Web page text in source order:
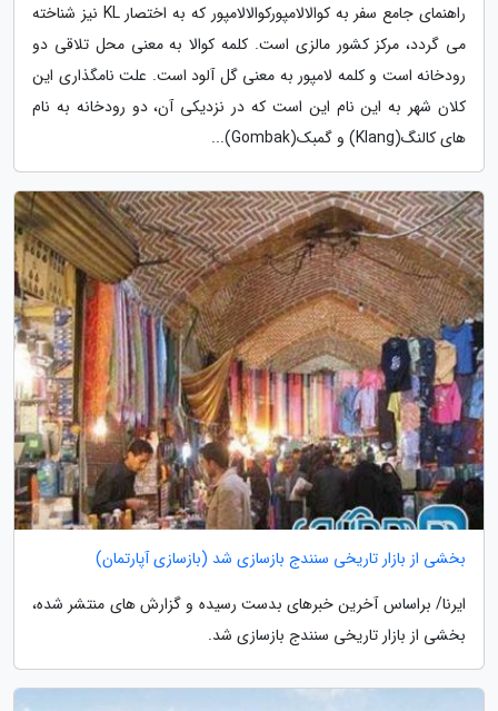
راهنمای جامع سفر به کوالالامپورکوالالامپور که به اختصار KL نیز شناخته
می گردد، مرکز کشور مالزی است. کلمه کوالا به معنی محل تلاقی دو
رودخانه است و کلمه لامپور به معنی گل آلود است. علت نامگذاری این
کلان شهر به این نام این است که در نزدیکی آن، دو رودخانه به نام
های کالنگ(Klang) و گمبک(Gombak)...
بخشی از بازار تاریخی سنندج بازسازی شد (بازسازی آپارتمان)
ایرنا/ براساس آخرین خبرهای بدست رسیده و گزارش های منتشر شده،
بخشی از بازار تاریخی سنندج بازسازی شد.